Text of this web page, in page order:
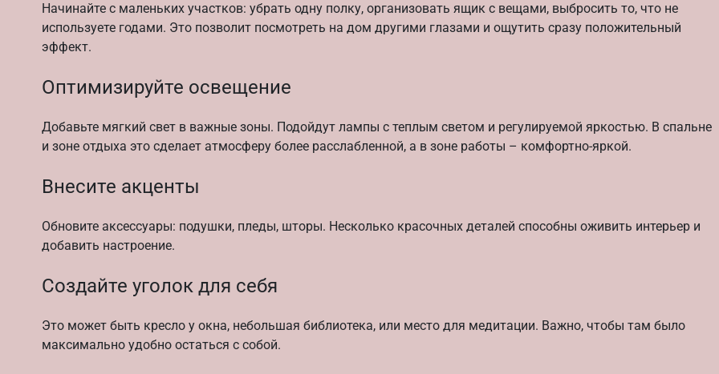
Начинайте с маленьких участков: убрать одну полку, организовать ящик с вещами, выбросить то, что не
используете годами. Это позволит посмотреть на дом другими глазами и ощутить сразу положительный
эффект.
Оптимизируйте освещение
Добавьте мягкий свет в важные зоны. Подойдут лампы с теплым светом и регулируемой яркостью. В спальне
и зоне отдыха это сделает атмосферу более расслабленной, а в зоне работы – комфортно-яркой.
Внесите акценты
Обновите аксессуары: подушки, пледы, шторы. Несколько красочных деталей способны оживить интерьер и
добавить настроение.
Создайте уголок для себя
Это может быть кресло у окна, небольшая библиотека, или место для медитации. Важно, чтобы там было
максимально удобно остаться с собой.